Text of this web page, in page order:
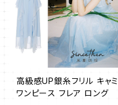
高級感UP銀糸フリル キャミ
ワンピース フレア ロング